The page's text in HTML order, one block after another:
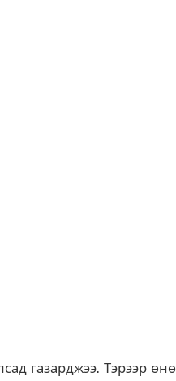
газарджээ. Тэрээр